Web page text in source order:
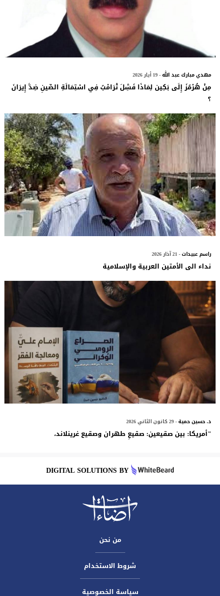
مهدي مبارك عبد الله- 19 أيار 2026
مِنْ هُرْمُزَ إِلَى بَكِين لِمَاذَا فَشِلَ تْرَامْبُ فِي اسْتِمَالَةِ الصِّينِ ضِدَّ إِيرَانَ
؟
راسم عبيدات- 21 آذار 2026
نداء الى الأمتين العربية والإسلامية
د. حسين حمية- 29 كانون الثاني 2026
"أمريكا: بين صقيعين: صقيعِ طهران وصقيع غرينلاند،
DIGITAL SOLUTIONS BY
من نحن
شروط الاستخدام
سياسة الخصوصية